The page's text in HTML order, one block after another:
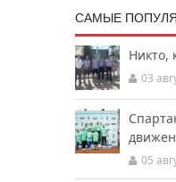
САМЫЕ
Никто,
03
05